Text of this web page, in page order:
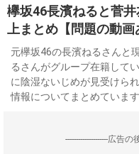
欅坂46長濱ねると菅
上まとめ【問題の動画
元欅坂46の長濱ねるさんと
るさんがグループ在籍して
に陰湿ないじめが見受けら
情報についてまとめています
--------------------広告